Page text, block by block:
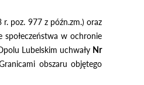
poz. 977 z późn.zm.) oraz
w ochronie
Lubelskim uchwały Nr
obszaru objętego